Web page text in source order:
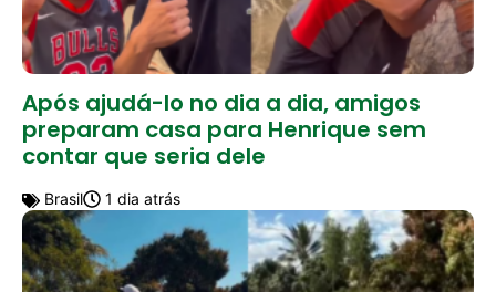
Após ajudá-lo no dia a dia, amigos
preparam casa para Henrique sem
contar que seria dele
Brasil 1 dia atrás